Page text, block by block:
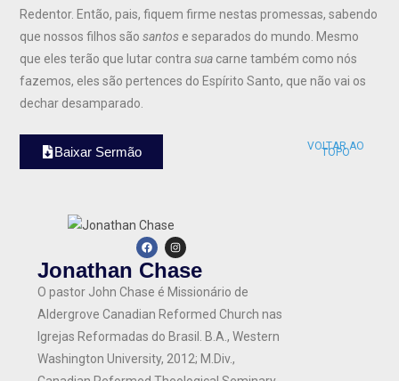
Redentor. Então, pais, fiquem firme nestas promessas, sabendo
que nossos filhos sãosantos e separados do mundo. Mesmo
que eles terão que lutar contrasua carne também como nós
fazemos, eles são pertences do Espírito Santo, que não vai os
dechar desamparado.
Baixar Sermão VOLTAR AO
TOPO
Jonathan Chase
O pastor John Chase éMissionário de
Aldergrove Canadian Reformed Church nas
Igrejas Reformadas do Brasil. B.A., Western
Washington University, 2012; M.Div.,